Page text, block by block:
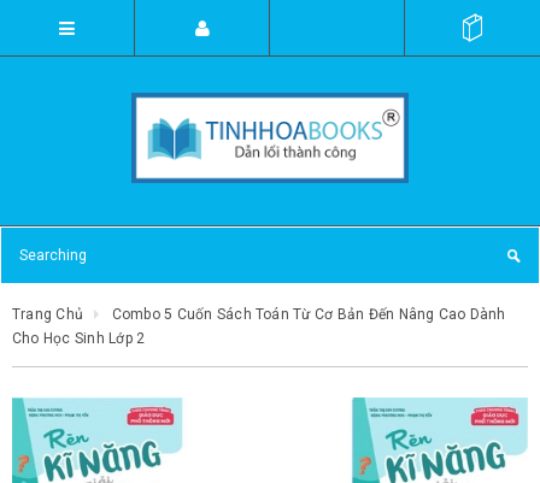
Trang Chủ
Combo 5 Cuốn Sách Toán Từ Cơ Bản Đến Nâng Cao Dành
Cho Học Sinh Lớp 2